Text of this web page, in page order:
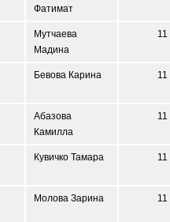
Фатимат
Мутчаева
Мадина
11
Бевова Карина 11
Абазова
Камилла
11
Кувичко Тамара 11
Молова Зарина 11